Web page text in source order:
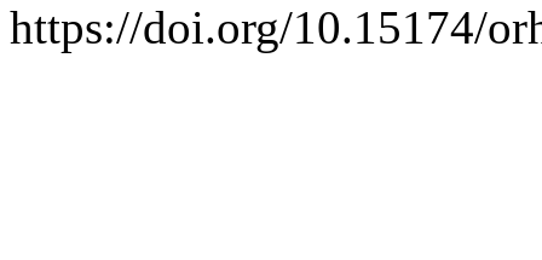
https://doi.org/10.15174/